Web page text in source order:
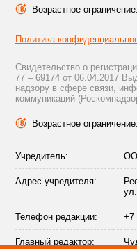
Возрастное
Политика
Свидетельство о
77 – 69174 от 06.04.2017
надзору в сфере связи,
коммуникаций
Возрастное
Учредитель:
Адрес учредителя:
Телефон редакции: +7
Главный редактор: